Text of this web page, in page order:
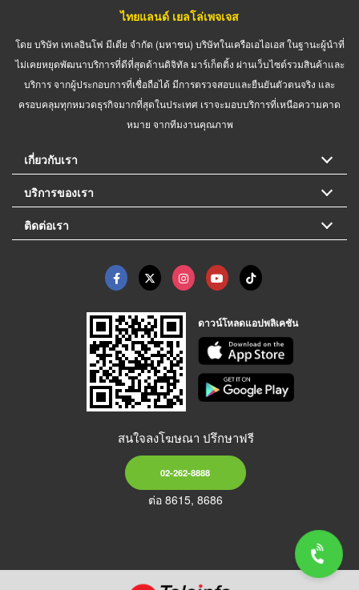
ไทยแลนด์ เยลโล่เพจเจส
โดย บริษัท เทเลอินโฟ มีเดีย จำกัด (มหาชน) บริษัทในเครือเอไอเอส ในฐานะผู้นำที่
ไม่เคยหยุดพัฒนาบริการที่ดีที่สุดด้านดิจิทัล มาร์เก็ตติ้ง ผ่านเว็บไซต์รวมสินค้าและ
บริการ จากผู้ประกอบการที่เชื่อถือได้ มีการตรวจสอบและยืนยันตัวตนจริง และ
ครอบคลุมทุกหมวดธุรกิจมากที่สุดในประเทศ เราจะมอบบริการที่เหนือความคาด
หมาย จากทีมงานคุณภาพ
เกี่ยวกับเรา
บริการของเรา
ติดต่อเรา
ดาวน์โหลดแอปพลิเคชัน
สนใจลงโฆษณา ปรึกษาฟรี
02-262-8888
ต่อ 8615, 8686